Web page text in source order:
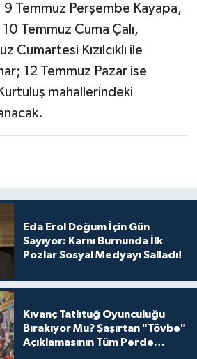
9 Temmuz Perşembe Kayapa,
Temmuz Cuma Çalı,
Cumartesi Kızılcıklı ile
12 Temmuz Pazar ise
mahallerindeki
Eda Erol Doğum İçin Gün
Sayıyor: Karnı Burnunda İlk
Pozlar Sosyal Medyayı Salladı!
Kıvanç Tatlıtuğ Oyunculuğu
Bırakıyor Mu? Şaşırtan "Tövbe"
Açıklamasının Tüm Perde